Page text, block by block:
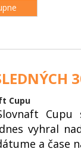
Cupu
Cupu
vyhral
a čase